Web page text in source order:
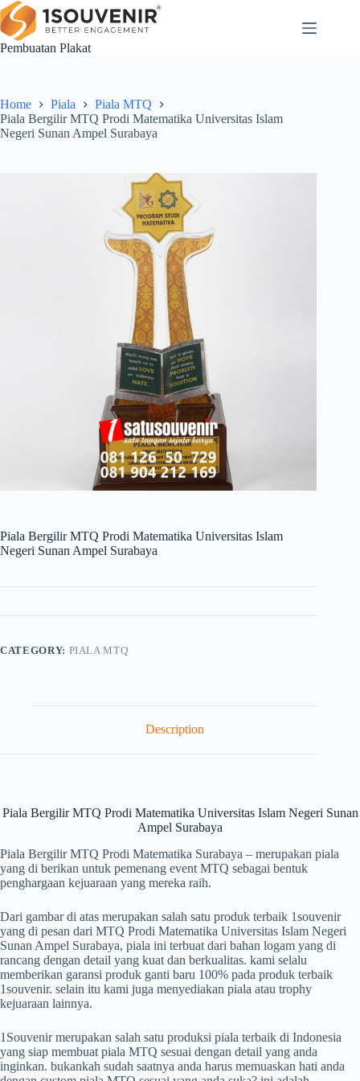
Skip
to
content
Pembuatan Plakat
Home Piala
Piala MTQ
Piala Bergilir MTQ Prodi Matematika Universitas Islam
Negeri Sunan Ampel Surabaya
Piala Bergilir MTQ Prodi Matematika Universitas Islam
Negeri Sunan Ampel Surabaya
CATEGORY: PIALA MTQ
Description
Piala Bergilir MTQ Prodi Matematika Universitas Islam Negeri Sunan
Ampel Surabaya
Piala Bergilir MTQ Prodi Matematika Surabaya – merupakan piala
yang di berikan untuk pemenang event MTQ sebagai bentuk
penghargaan kejuaraan yang mereka raih.
Dari gambar di atas merupakan salah satu produk terbaik 1souvenir
yang di pesan dari MTQ Prodi Matematika Universitas Islam Negeri
Sunan Ampel Surabaya, piala ini terbuat dari bahan logam yang di
rancang dengan detail yang kuat dan berkualitas. kami selalu
memberikan garansi produk ganti baru 100% pada produk terbaik
1souvenir. selain itu kami juga menyediakan piala atau trophy
kejuaraan lainnya.
1Souvenir merupakan salah satu produksi piala terbaik di Indonesia
yang siap membuat piala MTQ sesuai dengan detail yang anda
inginkan. bukankah sudah saatnya anda harus memuaskan hati anda